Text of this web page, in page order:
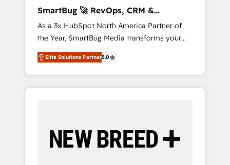
Hubで一体提供。 ▸ 既存CRM・MAからの移行
支援：Salesforce・Marketo・Pardot等からの
移行、カスタム設計、履歴データ移行と活用設
計まで。 ▸ AEO対応：ChatGPT・Perplexity等
のAI検索からの流入・引用を前提にコンテンツ
HubSpotアワード受賞・HUGリーダー ✓
AI活用に関するご相談、現状整理の壁打ちな
ど、構想段階からお気軽にお問い合わせくださ
agents, and high-integrity migrations for total
reporting clarity. Security & Compliance: SOC
2 Type I and HIPAA attested for enterprise-
grade data security. 🏆 Why Bluleadz? GTM
OS Partner | 16+ Years Experience | 1,000+
Five-Star Reviews
SmartBug 🚀 RevOps, CRM &
Integration Experts
As a 3x HubSpot North America Partner of
the Year, SmartBug Media transforms your
customer lifecycle into a revenue engine. Our
unified ecosystem includes specialized
divisions Globalia (AI & Software) and Point
Success Media (Paid Media), making this the
by Globalia’s technical development team. -
19 HubSpot-certified trainers to drive
Elite Solutions Partner5.0